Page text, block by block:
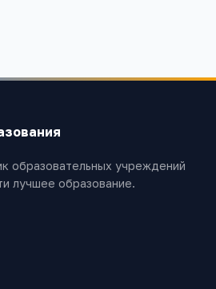
образовательных учреждений
лучшее образование.